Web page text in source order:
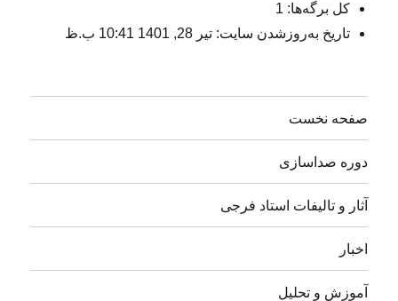
کل برگه‌ها: 1
تاریخ به‌روزشدن سایت:تیر 28, 1401 10:41 ب.ظ
صفحه نخست
دوره صداسازی
آثار و تالیفات استاد فرجی
اخبار
آموزش و تحلیل